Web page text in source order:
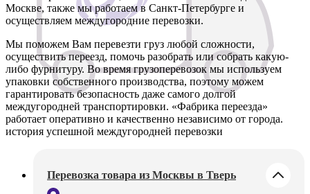
Москве, также мы работаем в Санкт-Петербурге и
осуществляем междугородние перевозки.
Мы поможем Вам перевезти груз любой сложности,
осуществить переезд, помочь разобрать или собрать какую-
либо фурнитуру. Во время грузоперевозок мы используем
упаковки собственного производства, поэтому можем
гарантировать безопасность даже самого долгой
междугородней транспортировки. «Фабрика переезда»
работает оперативно и качественно независимо от города.
история успешной междугородней перевозки
Перевозка товара из Москвы в Тверь